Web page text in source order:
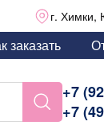
г. Химки,
заказать
+7
+7